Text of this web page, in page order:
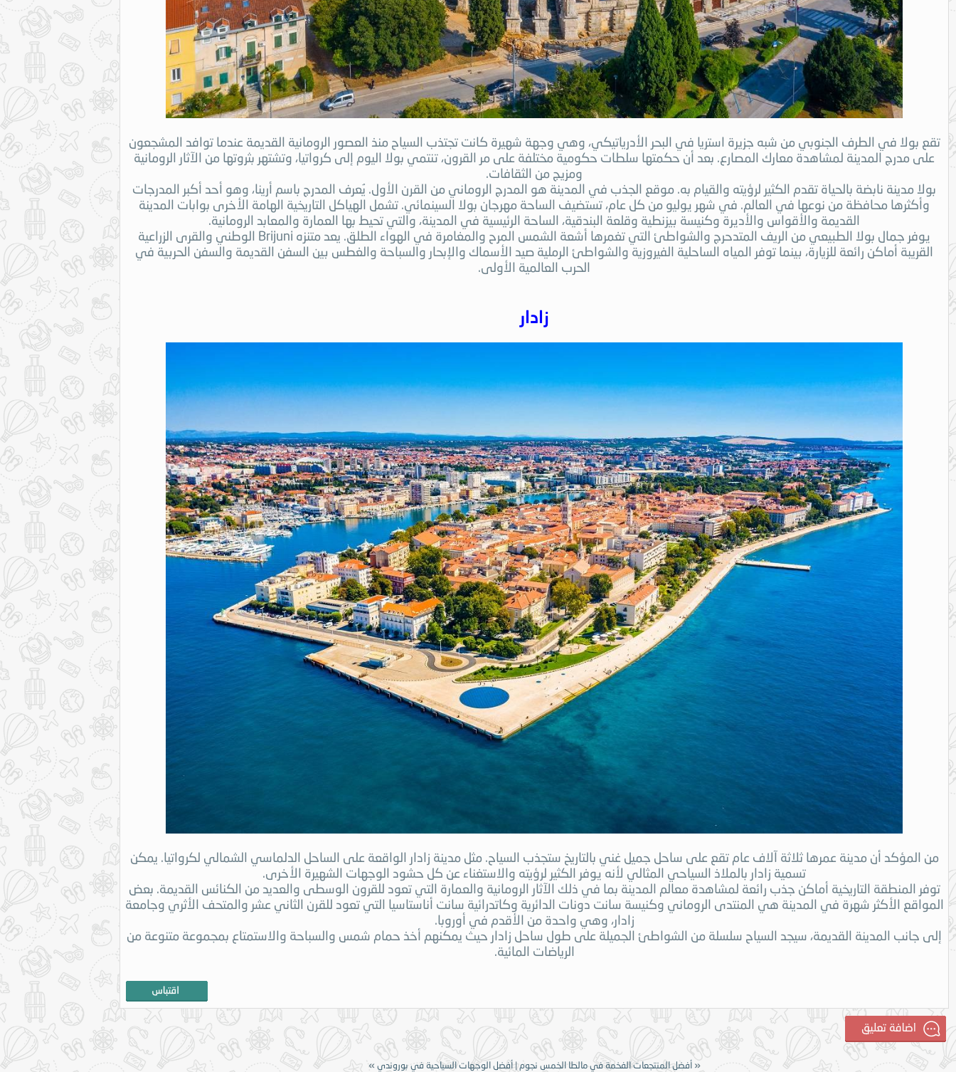
تقع بولا في الطرف الجنوبي من شبه جزيرة استريا في البحر الأدرياتيكي، وهي وجهة شهيرة كانت تجتذب السياح منذ العصور الرومانية القديمة عندما توافد المشجعون
على مدرج المدينة لمشاهدة معارك المصارع. بعد أن حكمتها سلطات حكومية مختلفة على مر القرون، تنتمي بولا اليوم إلى كرواتيا، وتشتهر بثروتها من الآثار الرومانية
ومزيج من الثقافات.
بولا مدينة نابضة بالحياة تقدم الكثير لرؤيته والقيام به. موقع الجذب في المدينة هو المدرج الروماني من القرن الأول. يُعرف المدرج باسم أرينا، وهو أحد أكبر المدرجات
وأكثرها محافظة من نوعها في العالم. في شهر يوليو من كل عام، تستضيف الساحة مهرجان بولا السينمائي. تشمل الهياكل التاريخية الهامة الأخرى بوابات المدينة
القديمة والأقواس والأديرة وكنيسة بيزنطية وقلعة البندقية، الساحة الرئيسية في المدينة، والتي تحيط بها العمارة والمعابد الرومانية.
يوفر جمال بولا الطبيعي من الريف المتدحرج والشواطئ التي تغمرها أشعة الشمس المرح والمغامرة في الهواء الطلق. يعد متنزه Brijuni الوطني والقرى الزراعية
القريبة أماكن رائعة للزيارة، بينما توفر المياه الساحلية الفيروزية والشواطئ الرملية صيد الأسماك والإبحار والسباحة والغطس بين السفن القديمة والسفن الحربية في
الحرب العالمية الأولى.
زادار
من المؤكد أن مدينة عمرها ثلاثة آلاف عام تقع على ساحل جميل غني بالتاريخ ستجذب السياح. مثل مدينة زادار الواقعة على الساحل الدلماسي الشمالي لكرواتيا. يمكن
تسمية زادار بالملاذ السياحي المثالي لأنه يوفر الكثير لرؤيته والاستغناء عن كل حشود الوجهات الشهيرة الأخرى.
توفر المنطقة التاريخية أماكن جذب رائعة لمشاهدة معالم المدينة بما في ذلك الآثار الرومانية والعمارة التي تعود للقرون الوسطى والعديد من الكنائس القديمة. بعض
المواقع الأكثر شهرة في المدينة هي المنتدى الروماني وكنيسة سانت دونات الدائرية وكاتدرائية سانت أناستاسيا التي تعود للقرن الثاني عشر والمتحف الأثري وجامعة
زادار، وهي واحدة من الأقدم في أوروبا.
إلى جانب المدينة القديمة، سيجد السياح سلسلة من الشواطئ الجميلة على طول ساحل زادار حيث يمكنهم أخذ حمام شمس والسباحة والاستمتاع بمجموعة متنوعة من
الرياضات المائية.
« أفضل المنتجعات الفخمة في مالطا الخمس نجوم |أفضل الوجهات السياحية في بوروندي »